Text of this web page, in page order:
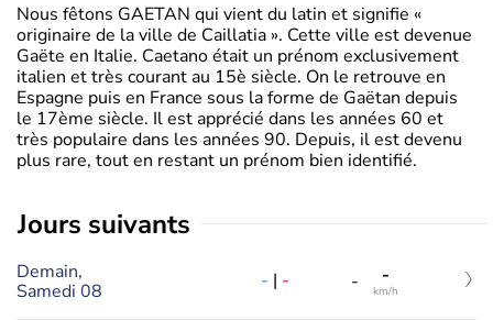
Nous fêtons GAETAN qui vient du latin et signifie «
originaire de la ville de Caillatia ». Cette ville est devenue
Gaëte en Italie. Caetano était un prénom exclusivement
italien et très courant au 15è siècle. On le retrouve en
Espagne puis en France sous la forme de Gaëtan depuis
le 17ème siècle. Il est apprécié dans les années 60 et
très populaire dans les années 90. Depuis, il est devenu
plus rare, tout en restant un prénom bien identifié.
jours suivants
Demain,
Samedi 08
- | - - -
km/h